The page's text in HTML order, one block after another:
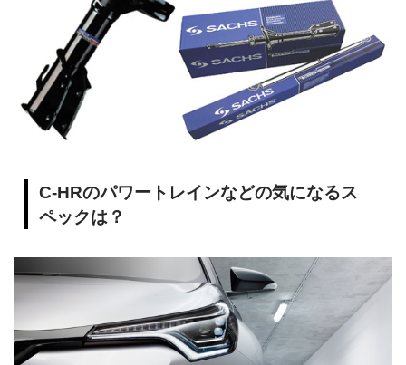
C-HRのパワートレインなどの気になるス
ペックは？